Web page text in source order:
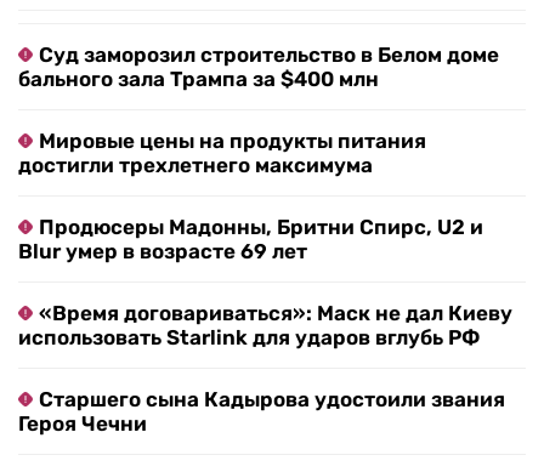
Суд заморозил строительство в Белом доме
бального зала Трампа за $400 млн
Мировые цены на продукты питания
достигли трехлетнего максимума
Продюсеры Мадонны, Бритни Спирс, U2 и
Blur умер в возрасте 69 лет
«Время договариваться»: Маск не дал Киеву
использовать Starlink для ударов вглубь РФ
Старшего сына Кадырова удостоили звания
Героя Чечни